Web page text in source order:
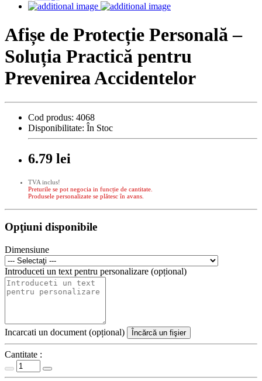
Afișe de Protecție Personală –
Soluția Practică pentru
Prevenirea Accidentelor
Cod produs: 4068
Disponibilitate: În Stoc
6.79 lei
TVA inclus!
Preturile se pot negocia in funcție de cantitate.
Produsele personalizate se plătesc în avans.
Opţiuni disponibile
Dimensiune
Introduceti un text pentru personalizare (opțional)
Incarcati un document (opțional) Încărcă un fişier
Cantitate :